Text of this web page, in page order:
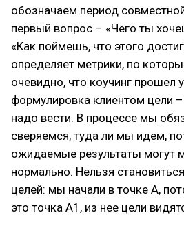
обозначаем период
первый вопрос – «Чего ты
«Как поймешь, что этого
определяет метрики, по
очевидно, что коучинг прошел
формулировка клиентом цели
надо вести. В процессе мы
сверяемся, туда ли мы идем,
ожидаемые результаты могут
нормально. Нельзя
целей: мы начали в точке А,
это точка А1, из нее цели